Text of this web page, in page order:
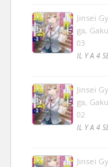
Jinsei
ga,
03
IL Y A 4
Jinsei
ga,
02
IL Y A 4
Jinsei